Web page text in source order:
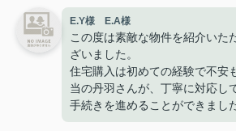
暮らせております。
こうして、なにもトラブルや問
探しが出来た事はパークホーム
っております。
ありがとうございました。
E.Y様 E.A様
この度は素敵な物件を紹介いた
ざいました。
住宅購入は初めての経験で不安
当の丹羽さんが、丁寧に対応し
手続きを進めることができまし
満足しており、家族で新しい生